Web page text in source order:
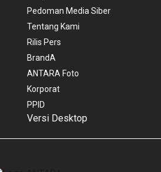
Pedoman Media Siber
Tentang Kami
Rilis Pers
BrandA
ANTARA Foto
Korporat
PPID
Versi Desktop